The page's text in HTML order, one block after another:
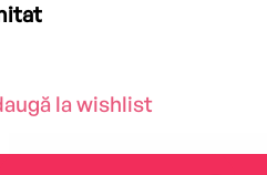
la wishlist